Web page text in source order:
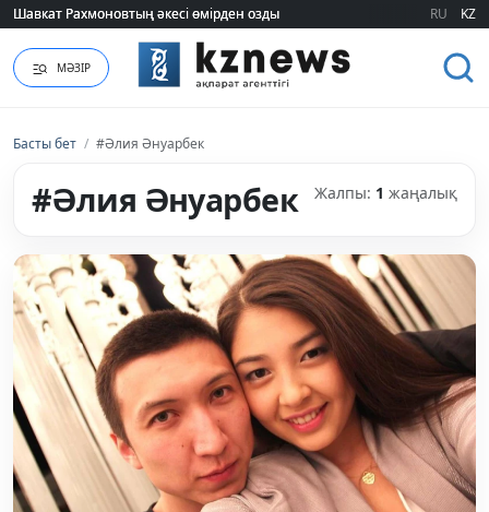
Шавкат Рахмоновтың әкесі өмірден озды
Шавкат Рахмоновтың әкесі өмірден озды RU KZ
МӘЗІР
Басты бет / #Әлия Әнуарбек
#Әлия Әнуарбек Жалпы: 1 жаңалық